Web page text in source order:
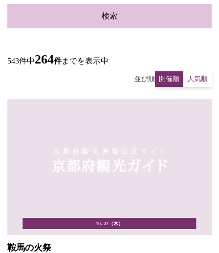
検索
543件中264件までを表示中
並び順 開催順 人気順
10. 22（木）
鞍馬の火祭